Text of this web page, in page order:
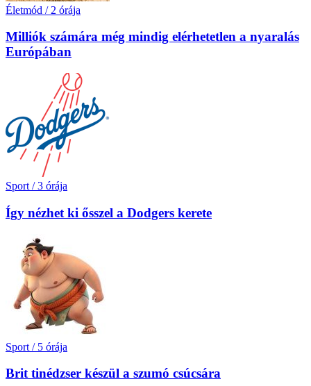
Életmód / 2 órája
Milliók számára még mindig elérhetetlen a nyaralás
Európában
Sport / 3 órája
Így nézhet ki ősszel a Dodgers kerete
Sport / 5 órája
Brit tinédzser készül a szumó csúcsára